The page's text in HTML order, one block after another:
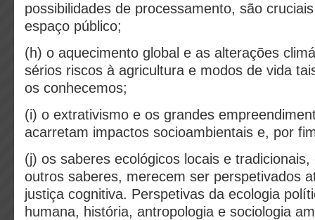
possibilidades de processamento, são
espaço público;
(h) o aquecimento global e as alterações
sérios riscos à agricultura e modos de vida
os conhecemos;
(i) o extrativismo e os grandes
acarretam impactos socioambientais e, por
(j) os saberes ecológicos locais e
outros saberes, merecem ser perspetivados
justiça cognitiva. Perspetivas da ecologia
humana, história, antropologia e sociologia